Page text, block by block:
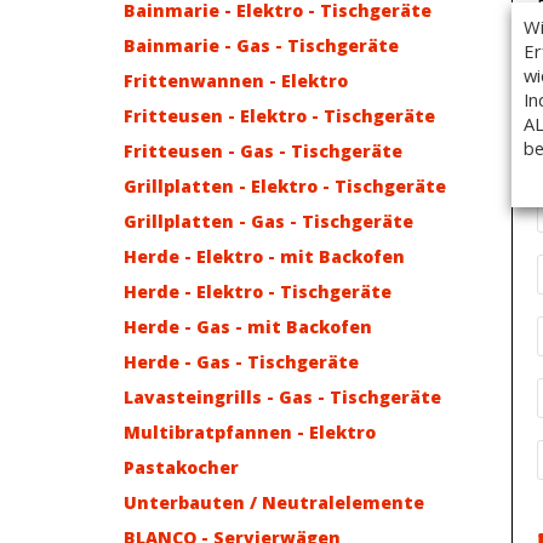
Bainmarie - Elektro - Tischgeräte
Bainmarie - Gas - Tischgeräte
Frittenwannen - Elektro
Fritteusen - Elektro - Tischgeräte
Fritteusen - Gas - Tischgeräte
Grillplatten - Elektro - Tischgeräte
Grillplatten - Gas - Tischgeräte
Herde - Elektro - mit Backofen
Herde - Elektro - Tischgeräte
Herde - Gas - mit Backofen
Herde - Gas - Tischgeräte
Lavasteingrills - Gas - Tischgeräte
Multibratpfannen - Elektro
Pastakocher
Unterbauten / Neutralelemente
BLANCO - Servierwägen